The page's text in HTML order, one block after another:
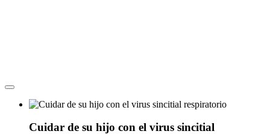
Cuidar de su hijo con el virus sincitial